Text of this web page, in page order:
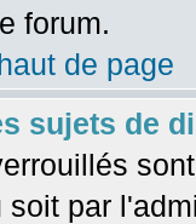
forum.
de page
sujets de
soit par